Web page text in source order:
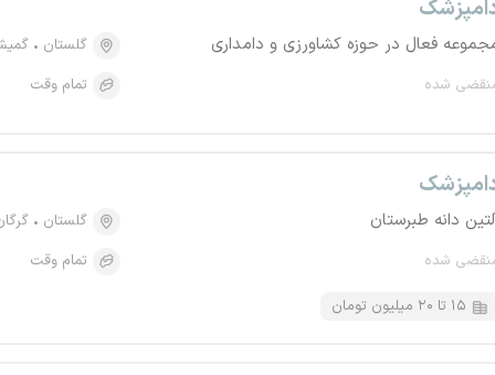
فعال در حوزه کشاورزی و دامداری
شده
گلستان
تمام وقت
دانه طبرستان
شده
گلستان
تمام وقت
۱۵ تا ۲۰ میلیون تومان